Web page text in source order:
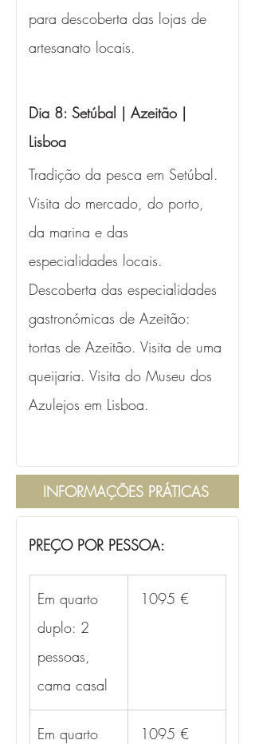
para descoberta das lojas de
artesanato locais.
Dia 8: Setúbal | Azeitão |
Lisboa
Tradição da pesca em Setúbal.
Visita do mercado, do porto,
da marina e das
especialidades locais.
Descoberta das especialidades
gastronómicas de Azeitão:
tortas de Azeitão. Visita de uma
queijaria. Visita do Museu dos
Azulejos em Lisboa.
INFORMAÇÕES PRÁTICAS
PREÇO POR PESSOA:
Em quarto
duplo: 2
pessoas,
cama casal
1095 €
Em quarto
1095 €